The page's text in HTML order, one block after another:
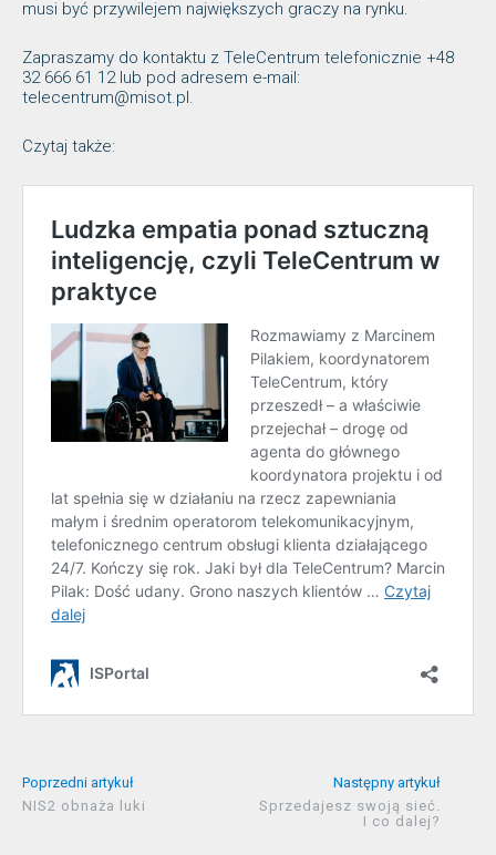
musi być przywilejem największych graczy na rynku.
Zapraszamy do kontaktu z TeleCentrum telefonicznie +48
32 666 61 12 lub pod adresem e-mail:
telecentrum@misot.pl.
Czytaj także:
Poprzedni artykuł
NIS2 obnaża luki
Następny artykuł
Sprzedajesz swoją sieć.
I co dalej?